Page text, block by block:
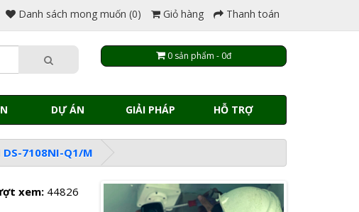
Danh sách mong muốn (0) Giỏ hàng Thanh toán
0 sản phẩm - 0đ
DỰ ÁN GIẢI PHÁP HỖ TRỢ
7108NI-Q1/M
xem: 44826